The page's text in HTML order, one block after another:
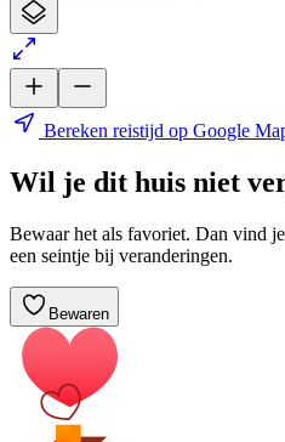
Bereken reistijd op Google
Wil je dit huis niet
Bewaar het als favoriet. Dan vind
een seintje bij veranderingen.
Bewaren